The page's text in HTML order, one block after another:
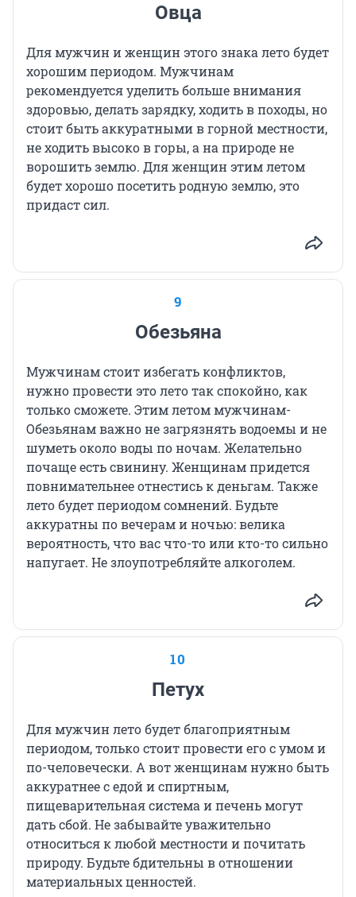
Овца
Для мужчин и женщин этого знака лето будет
хорошим периодом. Мужчинам
рекомендуется уделить больше внимания
здоровью, делать зарядку, ходить в походы, но
стоит быть аккуратными в горной местности,
не ходить высоко в горы, а на природе не
ворошить землю. Для женщин этим летом
будет хорошо посетить родную землю, это
придаст сил.
9
Обезьяна
Мужчинам стоит избегать конфликтов,
нужно провести это лето так спокойно, как
только сможете. Этим летом мужчинам-
Обезьянам важно не загрязнять водоемы и не
шуметь около воды по ночам. Желательно
почаще есть свинину. Женщинам придется
повнимательнее отнестись к деньгам. Также
лето будет периодом сомнений. Будьте
аккуратны по вечерам и ночью: велика
вероятность, что вас что-то или кто-то сильно
напугает. Не злоупотребляйте алкоголем.
10
Петух
Для мужчин лето будет благоприятным
периодом, только стоит провести его с умом и
по-человечески. А вот женщинам нужно быть
аккуратнее с едой и спиртным,
пищеварительная система и печень могут
дать сбой. Не забывайте уважительно
относиться к любой местности и почитать
природу. Будьте бдительны в отношении
материальных ценностей.